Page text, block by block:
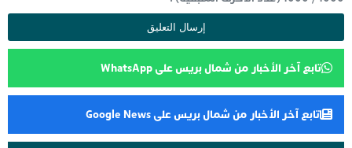
تابع آخر الأخبار من شمال بريس على WhatsApp
تابع آخر الأخبار من شمال بريس على Google News